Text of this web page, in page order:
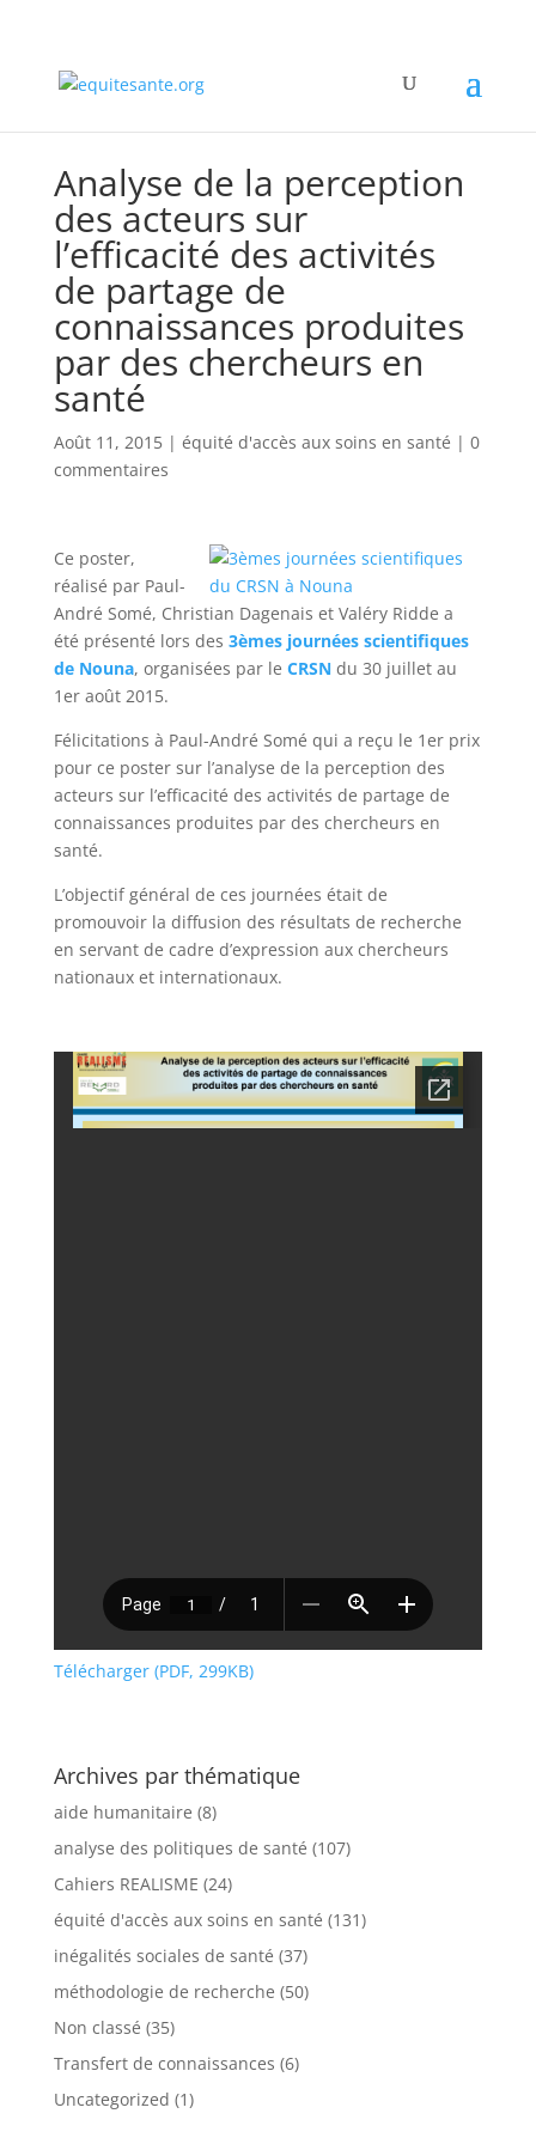
Analyse de la perception
des acteurs sur
l’efficacité des activités
de partage de
connaissances produites
par des chercheurs en
santé
Août 11, 2015| équité d'accès aux soins en santé | 0
commentaires
Ce poster,
réalisé par Paul-
André Somé, Christian Dagenais et Valéry Ridde a
été présenté lors des 3èmes journées scientifiques
de Nouna, organisées par le CRSNdu 30 juillet au
1er août 2015.
Félicitations à Paul-André Somé qui a reçu le 1er prix
pour ce poster sur l’analyse de la perception des
acteurs sur l’efficacité des activités de partage de
connaissances produites par des chercheurs en
santé.
L’objectif général de ces journées était de
promouvoir la diffusion des résultats de recherche
en servant de cadre d’expression aux chercheurs
nationaux et internationaux.
Télécharger (PDF, 299KB)
Archives par thématique
aide humanitaire (8)
analyse des politiques de santé (107)
Cahiers REALISME (24)
équité d'accès aux soins en santé (131)
inégalités sociales de santé (37)
méthodologie de recherche (50)
Non classé (35)
Transfert de connaissances (6)
Uncategorized (1)